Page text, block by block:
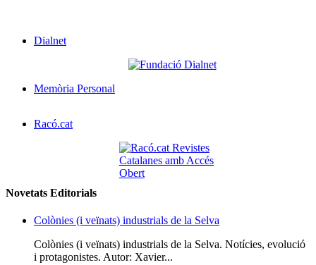
Dialnet
Memòria Personal
Racó.cat
Novetats Editorials
Colònies (i veïnats) industrials de la Selva
Colònies (i veïnats) industrials de la Selva. Notícies, evolució
i protagonistes. Autor: Xavier...